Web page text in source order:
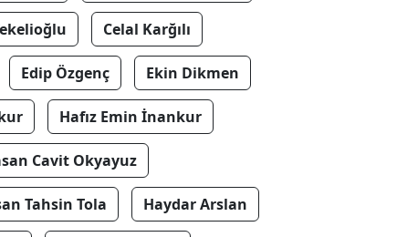
Celal Karğılı
Edip Özgenç Ekin Dikmen
Hafız Emin İnankur
Cavit Okyayuz
Tahsin Tola Haydar Arslan